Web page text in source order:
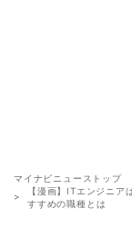
マイナビニューストップ
【漫画】ITエンジニ
すすめの職種とは